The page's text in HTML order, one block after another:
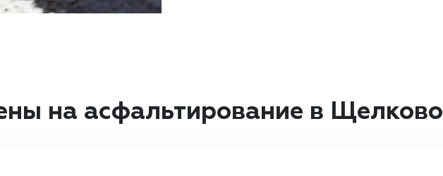
на асфальтирование в Щелково